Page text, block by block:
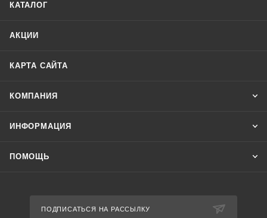
КАТАЛОГ
АКЦИИ
КАРТА САЙТА
КОМПАНИЯ
ИНФОРМАЦИЯ
ПОМОЩЬ
ПОДПИСАТЬСЯ НА РАССЫЛКУ